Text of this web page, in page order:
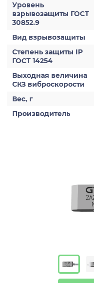
Уровень
взрывозащиты ГОСТ
30852.9
Вид взрывозащиты
Степень защиты IP
ГОСТ 14254
Выходная величина
СКЗ виброскорости
Вес, г
Производитель